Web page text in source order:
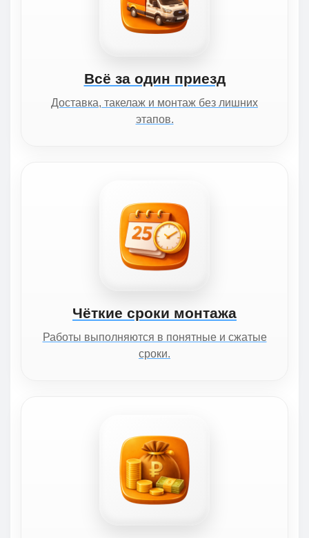
Всё за один приезд
Доставка, такелаж и монтаж без лишних
этапов.
Чёткие сроки монтажа
Работы выполняются в понятные и сжатые
сроки.